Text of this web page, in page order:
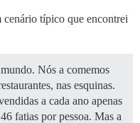
típico que encontrei
Nós a comemos
nas esquinas.
a cada ano apenas
fatias por pessoa. Mas a